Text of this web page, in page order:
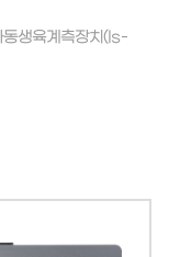
동생육계측장치(Is-